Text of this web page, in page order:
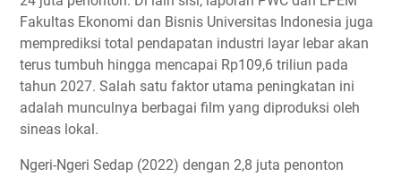
Fakultas Ekonomi dan Bisnis Universitas Indonesia juga
memprediksi total pendapatan industri layar lebar akan
terus tumbuh hingga mencapai Rp109,6 triliun pada
tahun 2027. Salah satu faktor utama peningkatan ini
adalah munculnya berbagai film yang diproduksi oleh
sineas lokal.
Ngeri-Ngeri Sedap (2022) dengan 2,8 juta penonton